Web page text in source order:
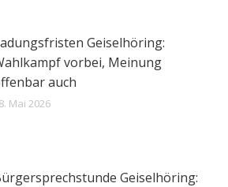
Geiselhöring:
vorbei, Meinung
auch
Mai 2026
Geiselhöring: